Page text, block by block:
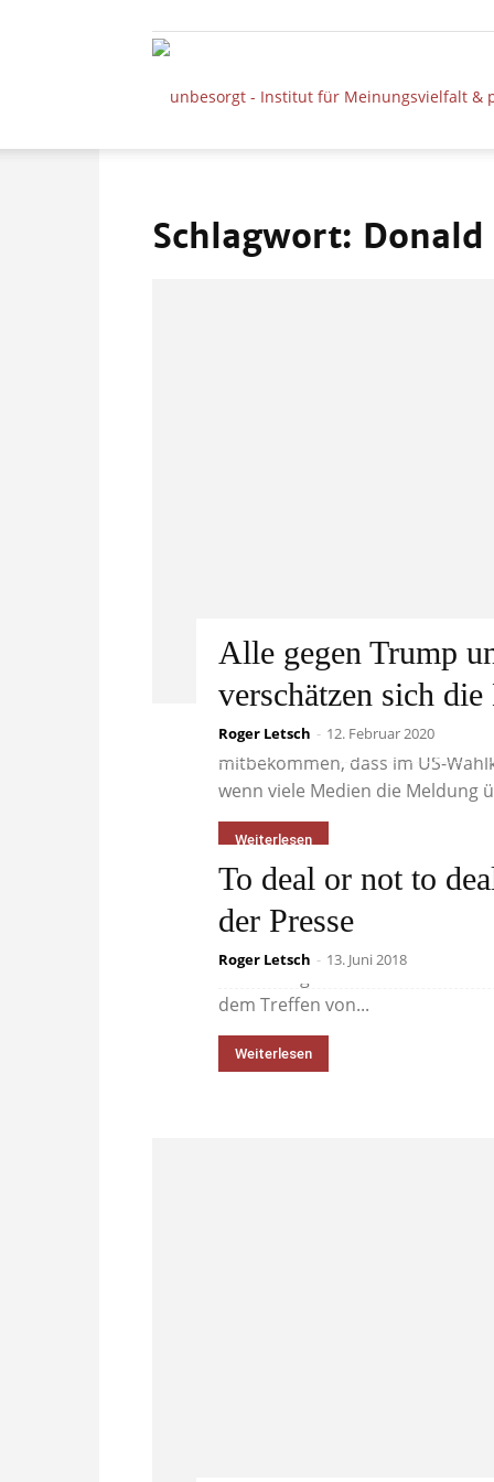
Schlagwort:
Alle gegen Trump
verschätzen sich
Roger Letsch - 12. Februar 2020
Auch der größte Medienmuffel
mitbekommen, dass im US-
wenn viele Medien die Meldung
Weiterlesen
To deal or not to
der Presse
Roger Letsch - 13. Juni 2018
„Die Definition von Wahnsinn
dem Treffen von...
Weiterlesen